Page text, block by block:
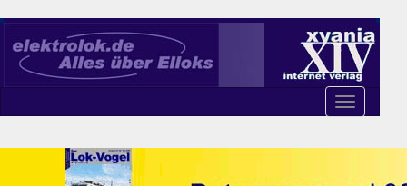
Toggle
navigation